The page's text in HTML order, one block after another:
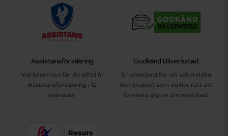
Assistansförsäkring
Vid bilservice får du alltid fri
Assistansförsäkring i 12
månader
Godkänd Bilverkstad
En standard för att säkerställa
den kvalitet som du har rätt att
förvänta dig av din verkstad.